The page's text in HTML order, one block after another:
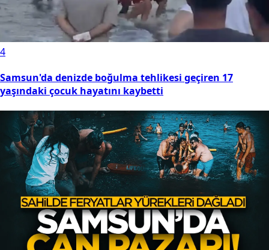
4
Samsun'da denizde boğulma tehlikesi geçiren 17
yaşındaki çocuk hayatını kaybetti